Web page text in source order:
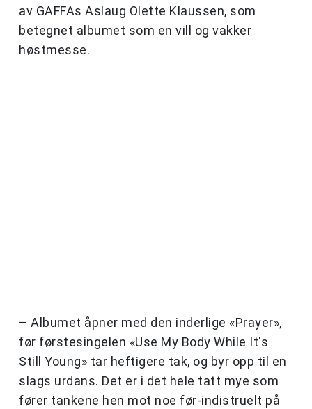
av GAFFAs Aslaug Olette Klaussen, som
betegnet albumet som en vill og vakker
høstmesse.
– Albumet åpner med den inderlige «Prayer»,
før førstesingelen «Use My Body While It's
Still Young» tar heftigere tak, og byr opp til en
slags urdans. Det er i det hele tatt mye som
fører tankene hen mot noe før-indistruelt på